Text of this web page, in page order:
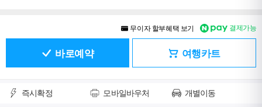
무이자 할부혜택 보기 결제가능
바로예약 여행카트
즉시확정 모바일바우처 개별이동